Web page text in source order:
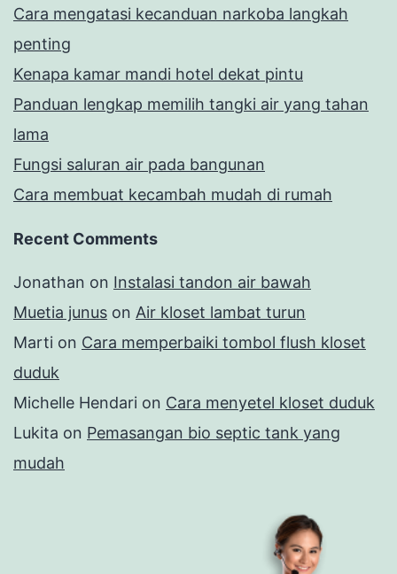
Cara mengatasi kecanduan narkoba langkah
penting
Kenapa kamar mandi hotel dekat pintu
Panduan lengkap memilih tangki air yang tahan
lama
Fungsi saluran air pada bangunan
Cara membuat kecambah mudah di rumah
Recent Comments
Jonathan on Instalasi tandon air bawah
Muetia junus on Air kloset lambat turun
Marti on Cara memperbaiki tombol flush kloset
duduk
Michelle Hendari on Cara menyetel kloset duduk
Lukita on Pemasangan bio septic tank yang
mudah